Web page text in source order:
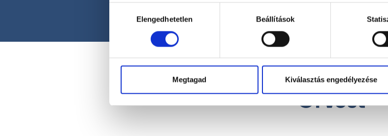
kiválasztásaElengedhetetlen Beállítások
Megtagad Kiválasztás engedélyezése